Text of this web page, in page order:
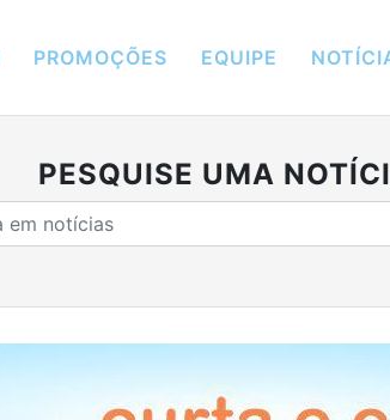
PROMOÇÕES EQUIPE
PESQUISE UMA